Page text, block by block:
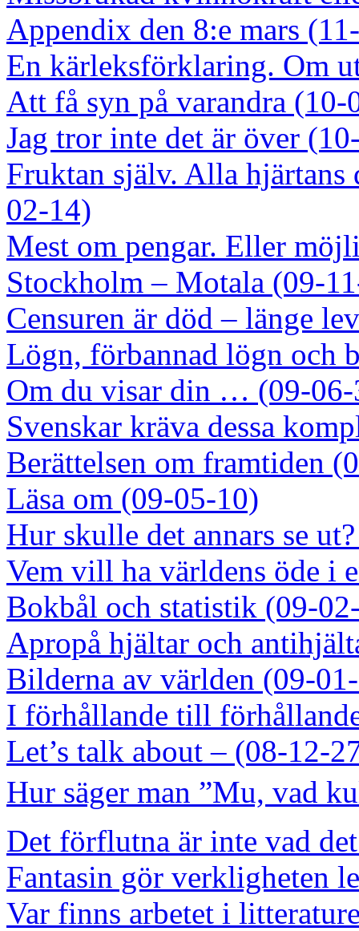
Appendix den 8:e mars
En kärleksförklaring. Om
Att få syn på varandra (10-
Jag tror inte det är över
Fruktan själv. Alla
02-14)
Mest om pengar. Eller
Stockholm – Motala (09-
Censuren är död – länge
Lögn, förbannad lögn och
Om du visar din … (09-
Svenskar kräva dessa
Berättelsen om framtiden
Läsa om (09-05-10)
Hur skulle det annars se
Vem vill ha världens öde i
Bokbål och statistik (09-
Apropå hjältar och
Bilderna av världen (09-
I förhållande till
Let’s talk about – (08-12-
Hur säger man ”Mu, vad
Det förflutna är inte vad
Fantasin gör verkligheten
Var finns arbetet i